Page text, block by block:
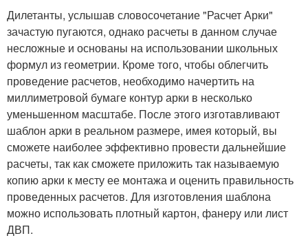
Дилетанты, услышав словосочетание "Расчет Арки"
зачастую пугаются, однако расчеты в данном случае
несложные и основаны на использовании школьных
формул из геометрии. Кроме того, чтобы облегчить
проведение расчетов, необходимо начертить на
миллиметровой бумаге контур арки в несколько
уменьшенном масштабе. После этого изготавливают
шаблон арки в реальном размере, имея который, вы
сможете наиболее эффективно провести дальнейшие
расчеты, так как сможете приложить так называемую
копию арки к месту ее монтажа и оценить правильность
проведенных расчетов. Для изготовления шаблона
можно использовать плотный картон, фанеру или лист
ДВП.